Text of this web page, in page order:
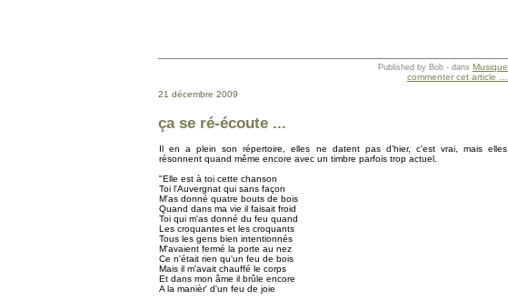
Published by Bob - dans Musique
commenter cet article
21 décembre 2009
ça se ré-écoute ...
Il en a plein son répertoire, elles ne datent pas d'hier, c'est vrai, mais elles
résonnent quand même encore avec un timbre parfois trop actuel.
"Elle est à toi cette chanson
Toi l'Auvergnat qui sans façon
M'as donné quatre bouts de bois
Quand dans ma vie il faisait froid
Toi qui m'as donné du feu quand
Les croquantes et les croquants
Tous les gens bien intentionnés
M'avaient fermé la porte au nez
Ce n'était rien qu'un feu de bois
Mais il m'avait chauffé le corps
Et dans mon âme il brûle encore
A la manièr' d'un feu de joie